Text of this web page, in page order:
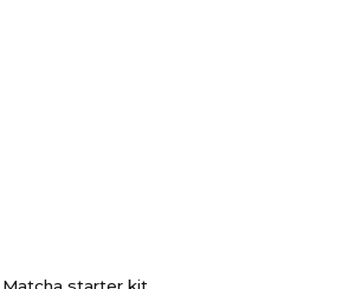
Matcha starter kit